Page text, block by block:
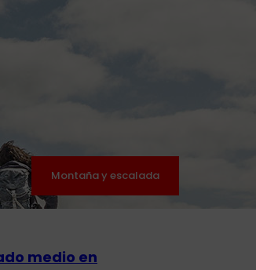
Montaña y escalada
medio en